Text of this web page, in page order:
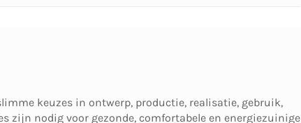
keuzes in ontwerp, productie, realisatie, gebruik,
zijn nodig voor gezonde, comfortabele en energiezuinige